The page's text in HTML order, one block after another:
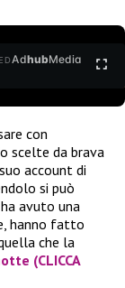
AdhubMedia
con
scelte da brava
account di
si può
avuto una
hanno fatto
che la
(CLICCA